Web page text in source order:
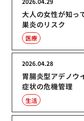
大人の女性が知っ
巣炎のリスク
医療
胃腸炎型アデノウ
症状の危機管理
2026.04.28
生活